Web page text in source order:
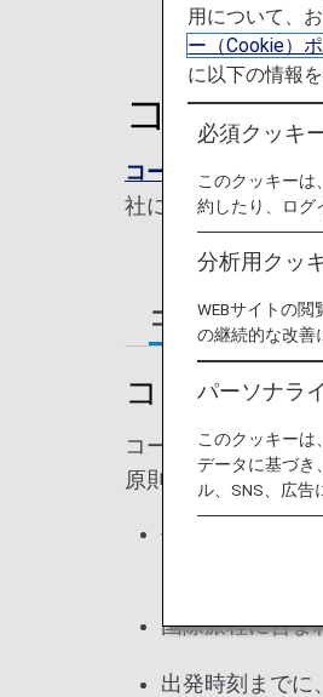
コードシ
コードシェア便と
社による運航便が
コードシェア
コードシェ
コードシェア便で
原則として、航空
手荷物を預ける
国際旅程に含ま
出発時刻までに
用について、
ー（Cookie）
に以下の情報
必須クッキ
このクッキーは
約したり、ログ
分析用クッ
WEBサイトの
の継続的な改善
パーソナラ
このクッキーは
データに基づき
ル、SNS、広告